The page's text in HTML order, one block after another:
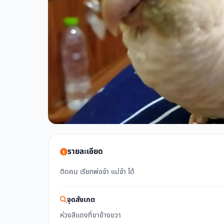
รายละเอียด
ติดคน เรียกพ่อจ๋า แม่จ๋า ได้
จุดสังเกต
ห่วงสีแดงที่ขาข้างขวา